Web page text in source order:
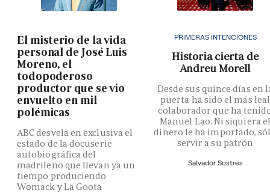
El misterio de la vida
personal de José Luis
Moreno, el
todopoderoso
productor que se vio
envuelto en mil
polémicas
ABC desvela en exclusiva el
estado de la docuserie
autobiográfica del
madrileño que llevan ya un
tiempo produciendo
Womack y La Goota
PRIMERAS INTENCIONES
Historia cierta de
Andreu Morell
Desde sus quince días en
puerta ha sido el más leal
colaborador que ha
Manuel Lao. Ni siquiera
dinero le ha importado,
servir a su patrón
Salvador Sostres